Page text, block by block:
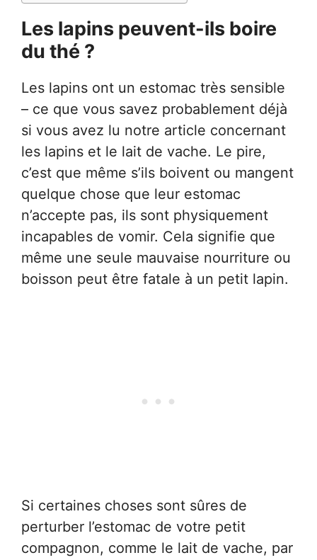
Les lapins peuvent-ils boire
du thé ?
Les lapins ont un estomac très sensible
– ce que vous savez probablement déjà
si vous avez lu notre article concernant
les lapins et le lait de vache. Le pire,
c’est que même s’ils boivent ou mangent
quelque chose que leur estomac
n’accepte pas, ils sont physiquement
incapables de vomir. Cela signifie que
même une seule mauvaise nourriture ou
boisson peut être fatale à un petit lapin.
Si certaines choses sont sûres de
perturber l’estomac de votre petit
compagnon, comme le lait de vache, par